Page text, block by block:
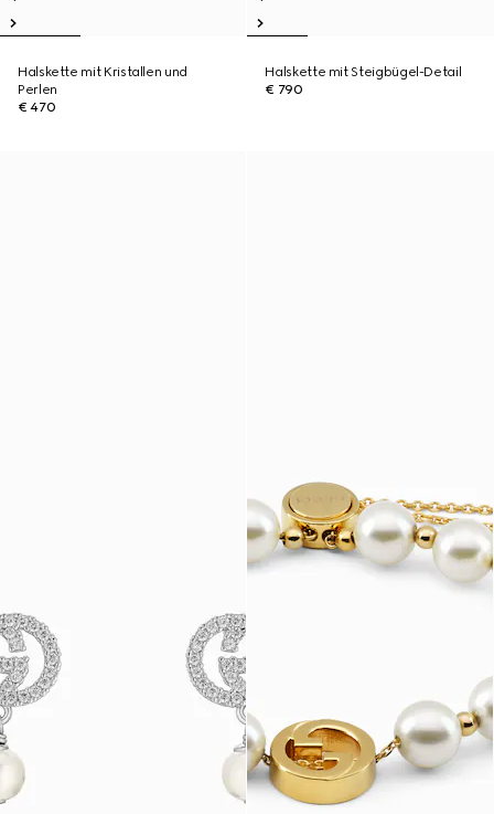
Halskette mit Kristallen und
Perlen
€ 470
Halskette mit Steigbügel-Detail
€ 790